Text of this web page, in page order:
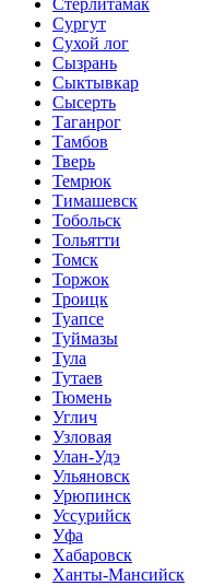
Стерлитамак
Сургут
Сухой лог
Сызрань
Сыктывкар
Сысерть
Таганрог
Тамбов
Тверь
Темрюк
Тимашевск
Тобольск
Тольятти
Томск
Торжок
Троицк
Туапсе
Туймазы
Тула
Тутаев
Тюмень
Углич
Узловая
Улан-Удэ
Ульяновск
Урюпинск
Уссурийск
Уфа
Хабаровск
Ханты-Мансийск